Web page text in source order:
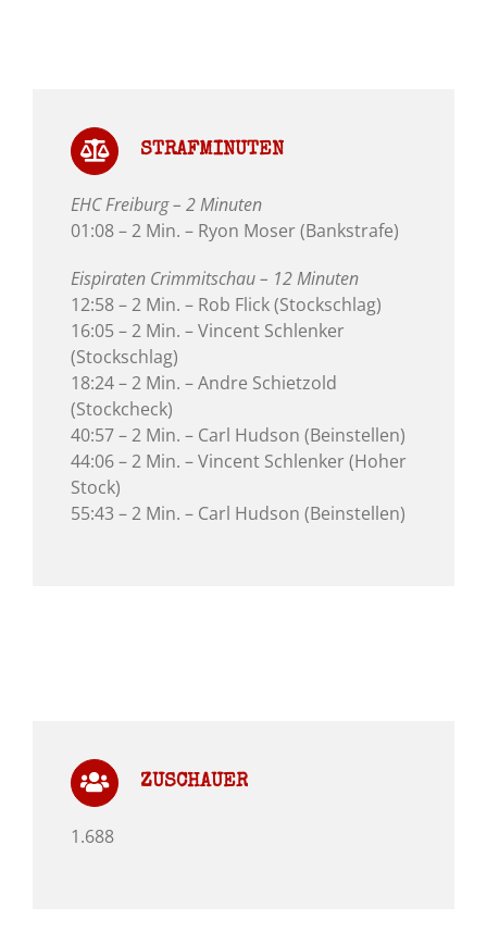
STRAFMINUTEN
EHC Freiburg – 2 Minuten
01:08 – 2 Min. – Ryon Moser (Bankstrafe)
Eispiraten Crimmitschau – 12 Minuten
12:58 – 2 Min. – Rob Flick (Stockschlag)
16:05 – 2 Min. – Vincent Schlenker
(Stockschlag)
18:24 – 2 Min. – Andre Schietzold
(Stockcheck)
40:57 – 2 Min. – Carl Hudson (Beinstellen)
44:06 – 2 Min. – Vincent Schlenker (Hoher
Stock)
55:43 – 2 Min. – Carl Hudson (Beinstellen)
ZUSCHAUER
1.688